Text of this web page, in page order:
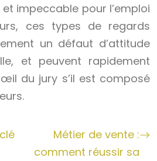
impeccable pour l’emploi
ces types de regards
un défaut d’attitude
et peuvent rapidement
du jury s’il est composé
Métier de vente :
comment réussir sa